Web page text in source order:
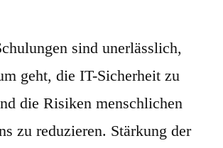
sind unerlässlich,
geht, die IT-Sicherheit zu
die Risiken menschlichen
zu reduzieren. Stärkung der